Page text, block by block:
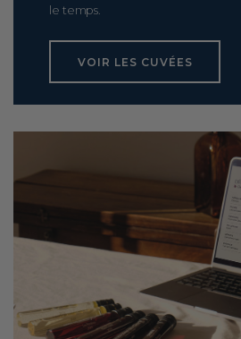
le temps.
VOIR LES CUVÉES